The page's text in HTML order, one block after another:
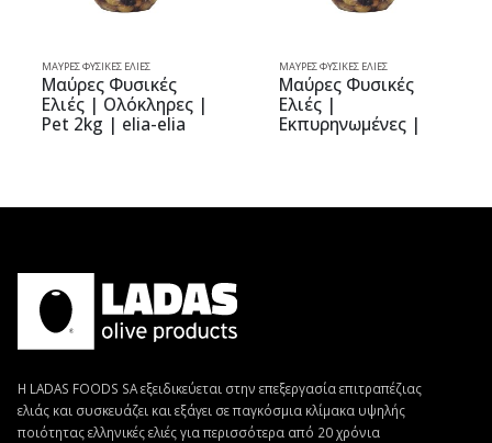
ΜΑΎΡΕΣ ΦΥΣΙΚΈΣ ΕΛΙΈΣ
Μαύρες Φυσικές
Ελιές | Ολόκληρες |
Pet 2kg | elia-elia
ΜΑΎΡΕΣ ΦΥΣΙΚΈΣ ΕΛΙΈΣ
Μαύρες Φυσικές
Ελιές |
Εκπυρηνωμένες |
Pet 2kg | elia-elia
Η LADAS FOODS SA εξειδικεύεται στην επεξεργασία επιτραπέζιας
ελιάς και συσκευάζει και εξάγει σε παγκόσμια κλίμακα υψηλής
ποιότητας ελληνικές ελιές για περισσότερα από 20 χρόνια